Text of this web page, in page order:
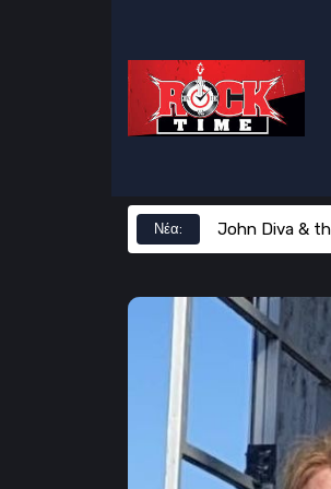
Νέα: John Diva &